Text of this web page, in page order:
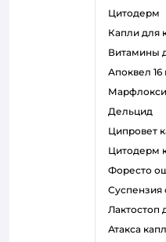
цитодерм
капли
витамины
апоквел
дельцид
ципровет
форесто
атакса